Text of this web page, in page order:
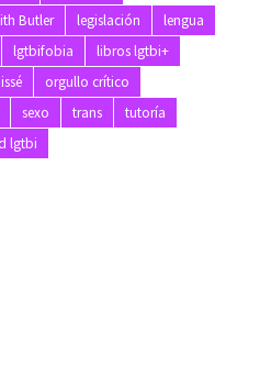
Butler legislación
lengua
lgtbifobia
libros lgtbi+
orgullo crítico
sexo trans
tutoría
lgtbi